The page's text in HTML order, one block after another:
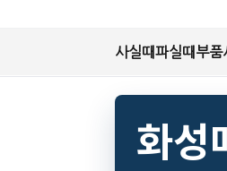
사실때파실때 부품
화성